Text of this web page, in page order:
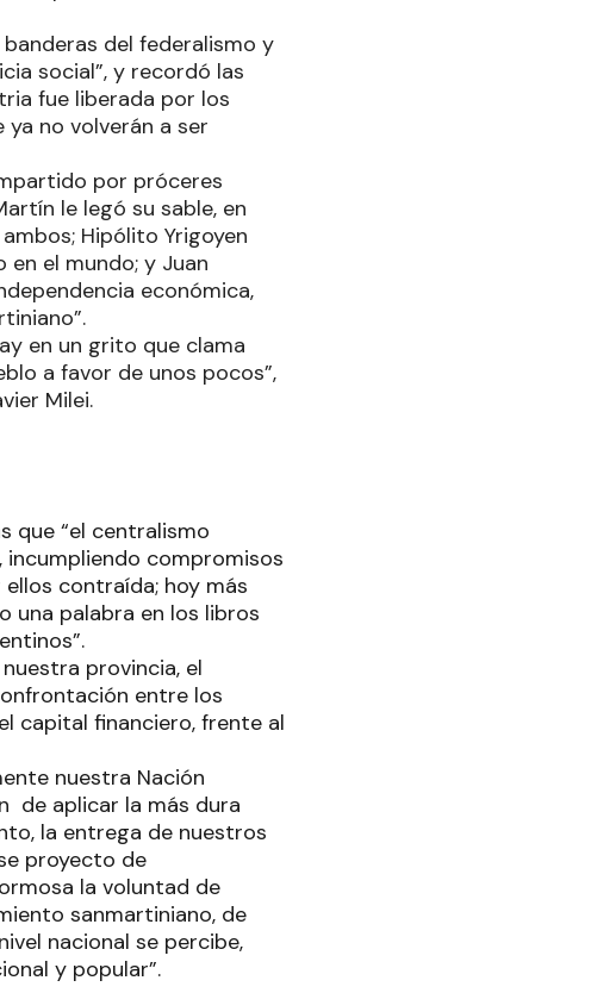
del federalismo y
social”, y recordó las
fue liberada por los
no volverán a ser
por próceres
le legó su sable, en
Hipólito Yrigoyen
el mundo; y Juan
económica,
en un grito que clama
a favor de unos pocos”,
Milei.
que “el centralismo
compromisos
contraída; hoy más
una palabra en los libros
provincia, el
entre los
capital financiero, frente al
nuestra Nación
de aplicar la más dura
la entrega de nuestros
proyecto de
la voluntad de
sanmartiniano, de
nacional se percibe,
y popular”.